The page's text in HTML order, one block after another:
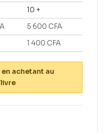
10 +
5 600 CFA
1 400 CFA
achetant au